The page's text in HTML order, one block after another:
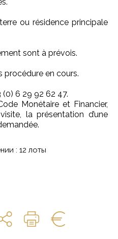
ou résidence principale
sont à prévois.
procédure en cours.
6 29 92 62 47.
Monétaire et Financier,
la présentation d’une
: 12 лоты